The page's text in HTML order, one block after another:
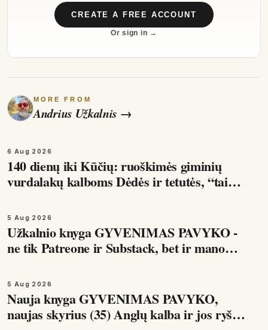
CREATE A FREE ACCOUNT
Or sign in →
MORE FROM
Andrius Užkalnis →
6 Aug 2026
140 dienų iki Kūčių: ruoškimės giminių
vurdalakų kalboms Dėdės ir tetutės, “tai
mišrainės balkone, tai…
5 Aug 2026
Užkalnio knyga GYVENIMAS PAVYKO -
ne tik Patreone ir Substack, bet ir mano
veikia humoras ir kodėl…
5 Aug 2026
Nauja knyga GYVENIMAS PAVYKO,
naujas skyrius (35) Anglų kalba ir jos ryšys